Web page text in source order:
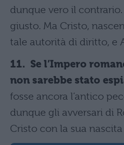
dunque vero il
giusto. Ma Cristo,
tale autorità di diritto, e
11. Se l’Impero
non sarebbe stato
fosse ancora l’antico
dunque gli avversari di
Cristo con la sua